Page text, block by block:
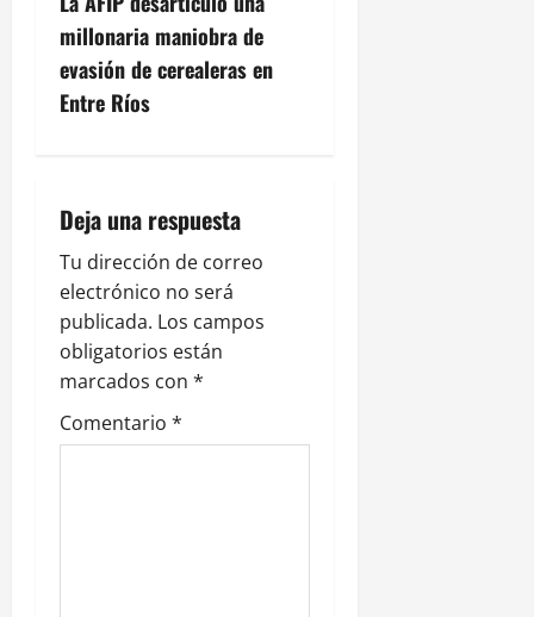
g
a
ó
n
d
e
e
millonaria maniobra de
evasión de cerealeras en
Entre Ríos
Deja una respuesta
Tu dirección de correo
electrónico no será
publicada. Los campos
obligatorios están
marcados con *
Comentario *